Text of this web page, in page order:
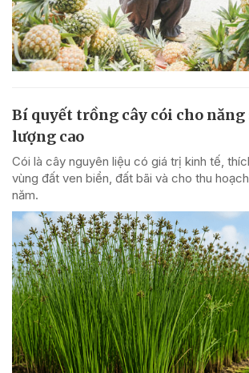
Bí quyết trồng cây cói cho năng
lượng cao
Cói là cây nguyên liệu có giá trị kinh tế,
vùng đất ven biển, đất bãi và cho thu
năm.